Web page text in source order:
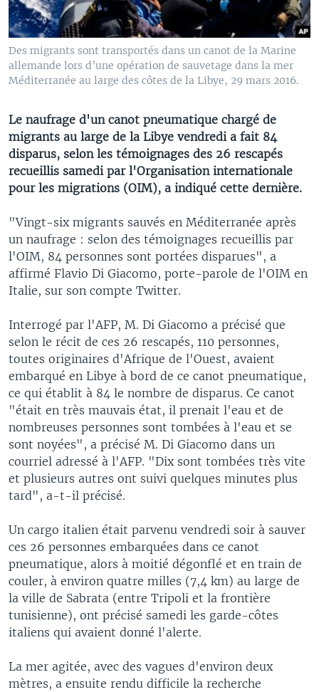
Des migrants sont transportés dans un canot de la Marine
allemande lors d’une opération de sauvetage dans la mer
Méditerranée au large des côtes de la Libye, 29 mars 2016.
Le naufrage d'un canot pneumatique chargé de
migrants au large de la Libye vendredi a fait 84
disparus, selon les témoignages des 26 rescapés
recueillis samedi par l'Organisation internationale
pour les migrations (OIM), a indiqué cette dernière.
"Vingt-six migrants sauvés en Méditerranée après
un naufrage : selon des témoignages recueillis par
l'OIM, 84 personnes sont portées disparues", a
affirmé Flavio Di Giacomo, porte-parole de l'OIM en
Italie, sur son compte Twitter.
Interrogé par l'AFP, M. Di Giacomo a précisé que
selon le récit de ces 26 rescapés, 110 personnes,
toutes originaires d'Afrique de l'Ouest, avaient
embarqué en Libye à bord de ce canot pneumatique,
ce qui établit à 84 le nombre de disparus. Ce canot
"était en très mauvais état, il prenait l'eau et de
nombreuses personnes sont tombées à l'eau et se
sont noyées", a précisé M. Di Giacomo dans un
courriel adressé à l'AFP. "Dix sont tombées très vite
et plusieurs autres ont suivi quelques minutes plus
tard", a-t-il précisé.
Un cargo italien était parvenu vendredi soir à sauver
ces 26 personnes embarquées dans ce canot
pneumatique, alors à moitié dégonflé et en train de
couler, à environ quatre milles (7,4 km) au large de
la ville de Sabrata (entre Tripoli et la frontière
tunisienne), ont précisé samedi les garde-côtes
italiens qui avaient donné l'alerte.
La mer agitée, avec des vagues d'environ deux
mètres, a ensuite rendu difficile la recherche